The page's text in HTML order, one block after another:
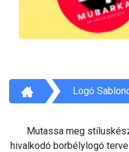
Logó
Mutassa meg
hivalkodó borbélylogó